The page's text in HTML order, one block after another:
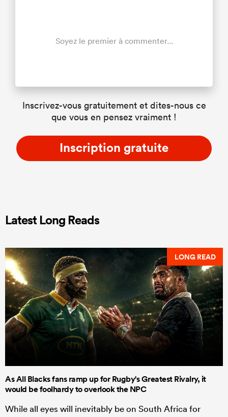
Soyez le premier à commenter...
Inscrivez-vous gratuitement et dites-nous ce
que vous en pensez vraiment !
Inscription gratuite
Latest Long Reads
LONG READ
As All Blacks fans ramp up for Rugby's Greatest Rivalry, it
would be foolhardy to overlook the NPC
While all eyes will inevitably be on South Africa for